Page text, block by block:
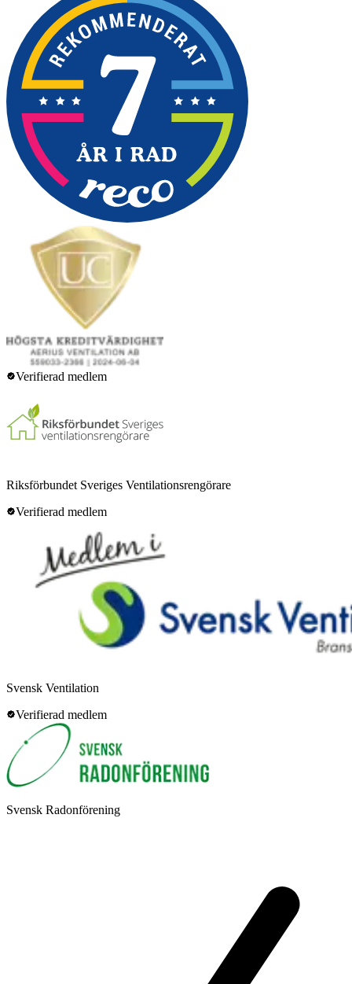
Verifierad medlem
Riksförbundet Sveriges Ventilationsrengörare
Verifierad medlem
Svensk Ventilation
Verifierad medlem
Svensk Radonförening